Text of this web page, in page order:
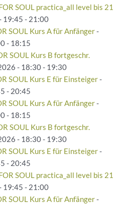
SOUL practica_all level bis 21
- 21:00
SOUL Kurs A für Anfänger-
- 18:15
SOUL Kurs B fortgeschr.
- 18:30 - 19:30
SOUL Kurs E für Einsteiger-
- 20:45
SOUL Kurs A für Anfänger-
- 18:15
SOUL Kurs B fortgeschr.
- 18:30 - 19:30
SOUL Kurs E für Einsteiger-
- 20:45
SOUL practica_all level bis 21
- 21:00
SOUL Kurs A für Anfänger-